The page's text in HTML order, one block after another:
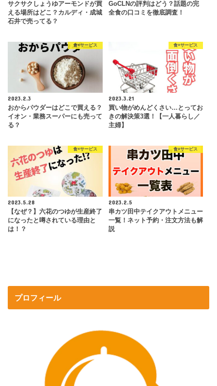
サクサクしょうゆアーモンドが買
える場所はどこ？カルディ・成城
石井で売ってる？
GoCLNの評判はどう？話題の完
全食の口コミを徹底調査！
食×サービス
2023.2.3
おからパウダーはどこで買える？
イオン・業務スーパーにも売って
る？
食×サービス
2023.3.21
買い物がめんどくさい…とってお
きの解決策3選！【一人暮らし／
主婦】
食×サービス
2023.5.28
【なぜ？】六花のつゆが生産終了
になったと噂されている理由と
は！？
食×サービス
2023.2.5
串カツ田中テイクアウトメニュー
一覧！ネット予約・注文方法も解
説
プロフィール